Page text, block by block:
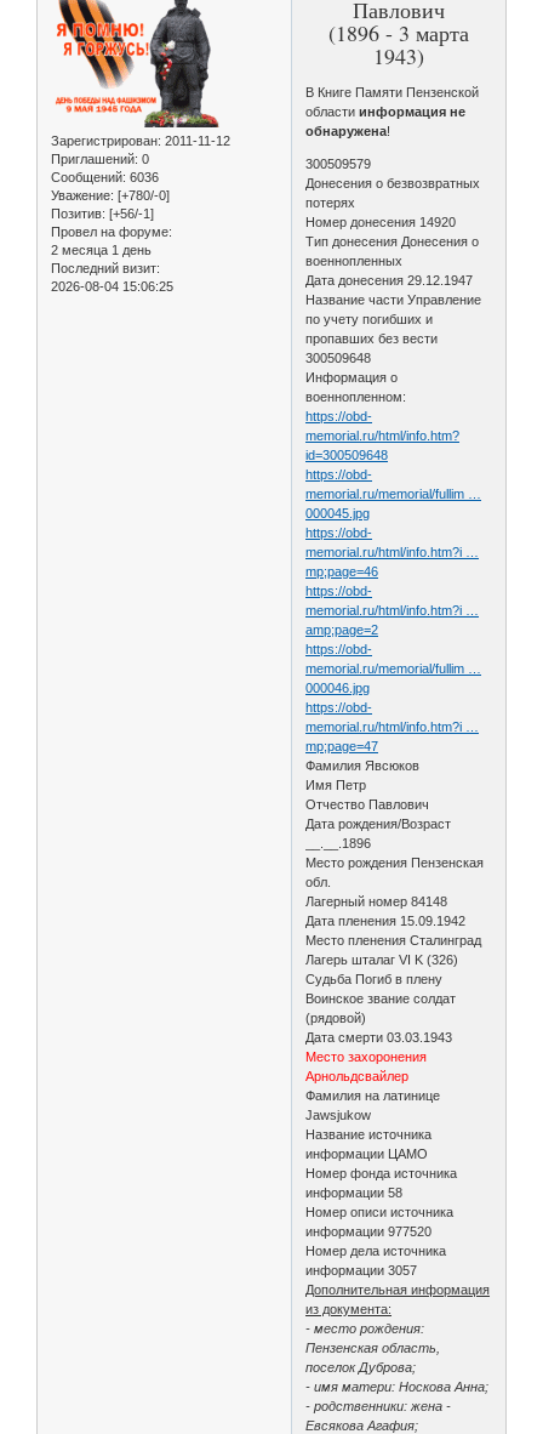
Зарегистрирован: 2011-11-12
Приглашений: 0
Сообщений: 6036
Уважение: [+780/-0]
Позитив: [+56/-1]
Провел на форуме:
2 месяца 1 день
Последний визит:
2026-08-04 15:06:25
Павлович
(1896 - 3 марта
1943)
В Книге Памяти Пензенской
областиинформация не
обнаружена!
300509579
Донесения о безвозвратных
потерях
Номер донесения 14920
Тип донесения Донесения о
военнопленных
Дата донесения 29.12.1947
Название части Управление
по учету погибших и
пропавших без вести
300509648
Информация о
военнопленном:
https://obd-
memorial.ru/html/info.htm?
id=300509648
https://obd-
memorial.ru/memorial/fullim …
000045.jpg
https://obd-
memorial.ru/html/info.htm?i …
mp;page=46
https://obd-
memorial.ru/html/info.htm?i …
amp;page=2
https://obd-
memorial.ru/memorial/fullim …
000046.jpg
https://obd-
memorial.ru/html/info.htm?i …
mp;page=47
Фамилия Явсюков
Имя Петр
Отчество Павлович
Дата рождения/Возраст
__.__.1896
Место рождения Пензенская
обл.
Лагерный номер 84148
Дата пленения 15.09.1942
Место пленения Сталинград
Лагерь шталаг VI K (326)
Судьба Погиб в плену
Воинское звание солдат
(рядовой)
Дата смерти 03.03.1943
Место захоронения
Арнольдсвайлер
Фамилия на латинице
Jawsjukow
Название источника
информации ЦАМО
Номер фонда источника
информации 58
Номер описи источника
информации 977520
Номер дела источника
информации 3057
Дополнительная информация
из документа:
- место рождения:
Пензенская область,
поселок Дуброва;
- имя матери: Носкова Анна;
- родственники: жена -
Евсякова Агафия;